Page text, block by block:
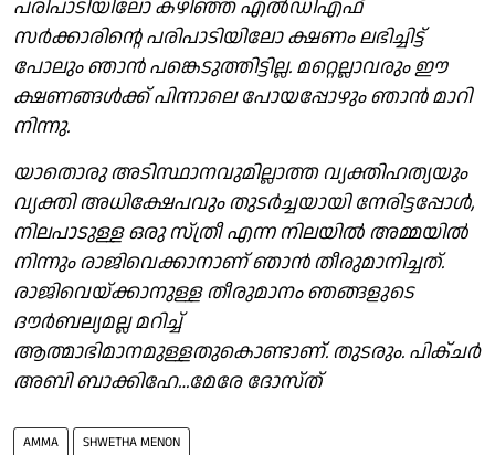
പരിപാടിയിലോ കഴിഞ്ഞ എല്‍ഡിഎഫ്
സര്‍ക്കാരിന്റെ പരിപാടിയിലോ ക്ഷണം ലഭിച്ചിട്ട്
പോലും ഞാന്‍ പങ്കെടുത്തിട്ടില്ല. മറ്റെല്ലാവരും ഈ
ക്ഷണങ്ങള്‍ക്ക് പിന്നാലെ പോയപ്പോഴും ഞാന്‍ മാറി
നിന്നു.
യാതൊരു അടിസ്ഥാനവുമില്ലാത്ത വ്യക്തിഹത്യയും
വ്യക്തി അധിക്ഷേപവും തുടര്‍ച്ചയായി നേരിട്ടപ്പോള്‍,
നിലപാടുള്ള ഒരു സ്ത്രീ എന്ന നിലയില്‍ അമ്മയില്‍
നിന്നും രാജിവെക്കാനാണ് ഞാന്‍ തീരുമാനിച്ചത്.
രാജിവെയ്ക്കാനുള്ള തീരുമാനം ഞങ്ങളുടെ
ദൗര്‍ബല്യമല്ല മറിച്ച്
ആത്മാഭിമാനമുള്ളതുകൊണ്ടാണ്. തുടരും. പിക്ചര്‍
അബി ബാക്കിഹേ…മേരേ ദോസ്ത്
AMMA SHWETHA MENON